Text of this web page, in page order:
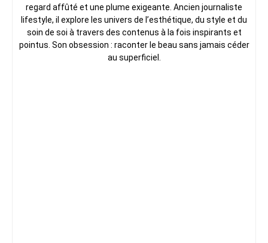
regard affûté et une plume exigeante. Ancien journaliste
lifestyle, il explore les univers de l’esthétique, du style et du
soin de soi à travers des contenus à la fois inspirants et
pointus. Son obsession : raconter le beau sans jamais céder
au superficiel.